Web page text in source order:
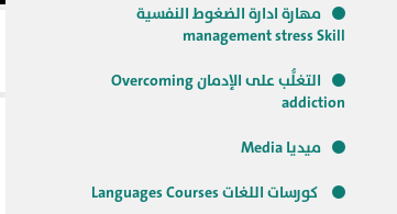
مهارة ادارة الضغوط النفسية
management stress Skill
التغلُّب على الإدمان Overcoming
addiction
ميديا Media
كورسات اللغات Languages Courses